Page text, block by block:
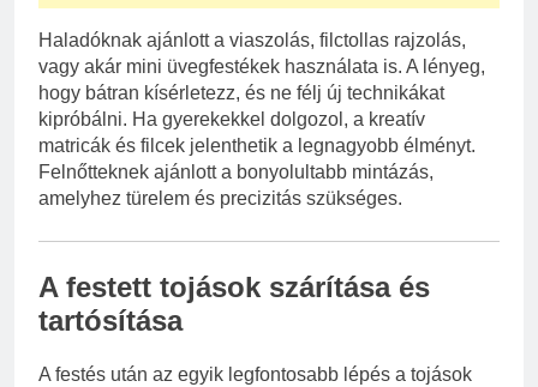
Haladóknak ajánlott a viaszolás, filctollas rajzolás,
vagy akár mini üvegfestékek használata is. A lényeg,
hogy bátran kísérletezz, és ne félj új technikákat
kipróbálni. Ha gyerekekkel dolgozol, a kreatív
matricák és filcek jelenthetik a legnagyobb élményt.
Felnőtteknek ajánlott a bonyolultabb mintázás,
amelyhez türelem és precizitás szükséges.
A festett tojások szárítása és
tartósítása
A festés után az egyik legfontosabb lépés a tojások